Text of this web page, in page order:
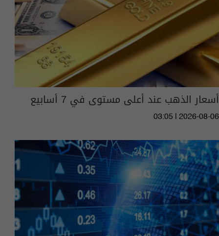
أسعار الذهب عند أعلى مستوى في 7 أسابيع
03:05 | 2026-08-06